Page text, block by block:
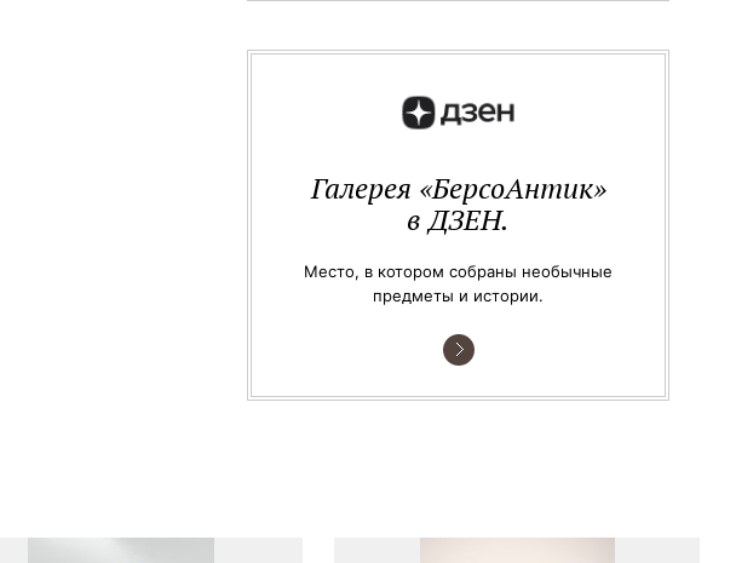
Галерея «БерсоАнтик»
в ДЗЕН.
Место, в котором собраны необычные
предметы и истории.